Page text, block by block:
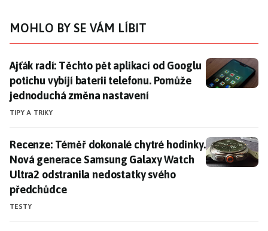
MOHLO BY SE VÁM LÍBIT
Ajťák radí: Těchto pět aplikací od Googlu potichu
Ajťák radí: Těchto pět aplikací od Googlu
potichu vybíjí baterii telefonu. Pomůže
jednoduchá změna nastavení
TIPY A TRIKY
Recenze: Téměř dokonalé chytré hodinky. Nová
Recenze: Téměř dokonalé chytré hodinky.
Nová generace Samsung Galaxy Watch
Ultra2 odstranila nedostatky svého
předchůdce
TESTY